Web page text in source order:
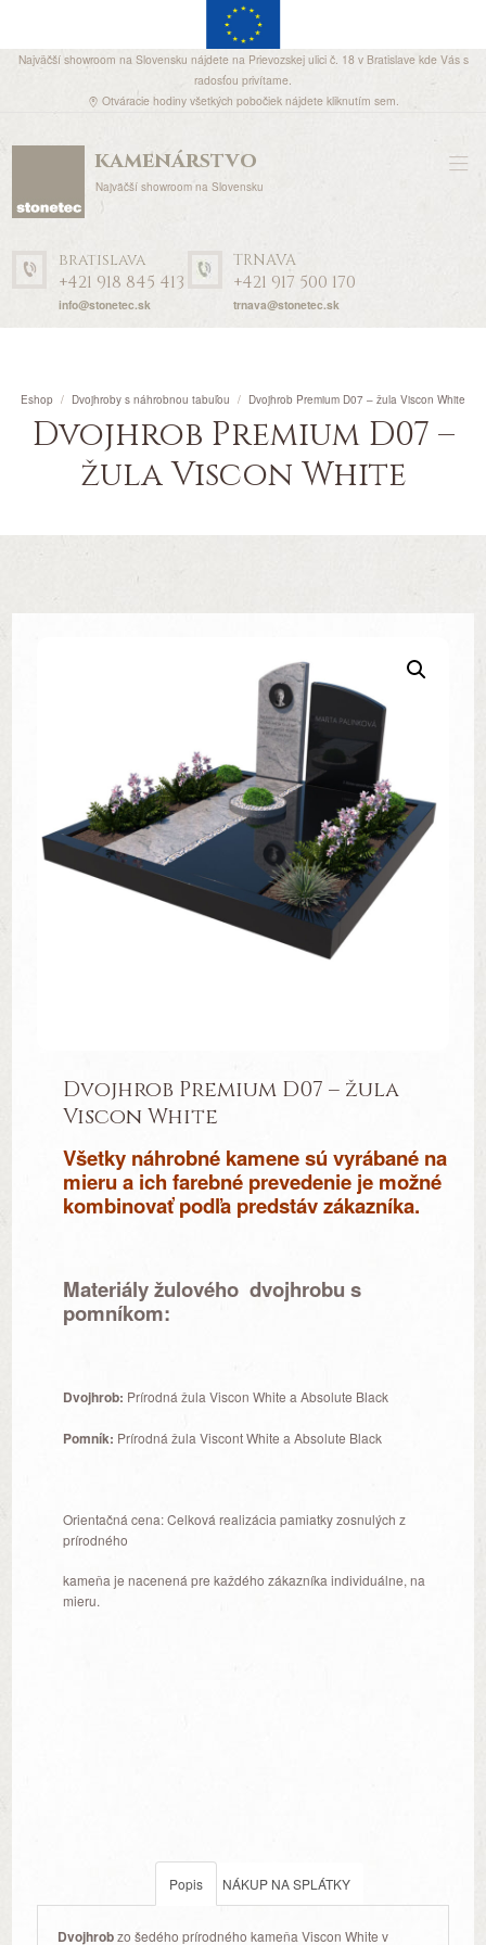
Najväčší showroom na Slovensku nájdete na Prievozskej ulici č. 18 v Bratislave kde Vás s
radosťou privítame.
Otváracie hodiny všetkých pobočiek nájdete kliknutím sem.
kamenárstvo
Najväčší showroom na Slovensku
bratislava
+421 918 845 413
info@stonetec.sk
TRNAVA
+421 917 500 170
trnava@stonetec.sk
Eshop Dvojhroby s náhrobnou tabuľou Dvojhrob Premium D07 – žula Viscon White
Dvojhrob Premium D07 –
žula Viscon White
Dvojhrob Premium D07 – žula
Viscon White
Všetky náhrobné kamene sú vyrábané na
mieru a ich farebné prevedenie je možné
kombinovať podľa predstáv zákazníka.
Materiály žulového dvojhrobu s
pomníkom:
Dvojhrob: Prírodná žula Viscon White a Absolute Black
Pomník: Prírodná žula Viscont White a Absolute Black
Orientačná cena: Celková realizácia pamiatky zosnulých z
prírodného
kameňa je nacenená pre každého zákazníka individuálne, na
mieru.
Popis NÁKUP NA SPLÁTKY
Dvojhrobzo šedého prírodného kameňa Viscon White v